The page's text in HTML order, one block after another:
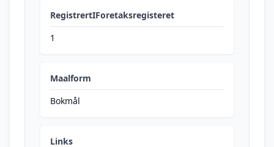
RegistrertIForetaksregisteret
1
Maalform
Bokmål
Links